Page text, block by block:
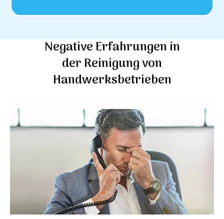
Negative Erfahrungen in
derReinigung von
Handwerksbetrieben